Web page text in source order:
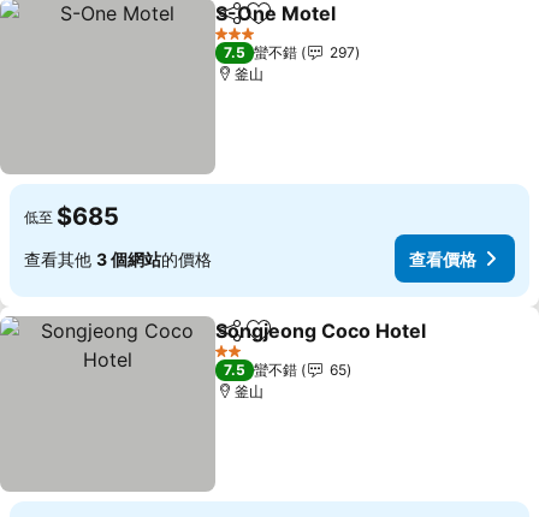
分享 加入我的最愛
S-One Motel
3 星級
7.5 蠻不錯
297
釜山
低至 $685
查看其他 3 個網站的價格 查看價格
分享 加入我的最愛
Songjeong Coco Hotel
2 星級
7.5 蠻不錯
65
釜山